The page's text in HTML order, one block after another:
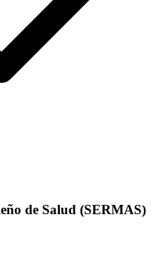
de Salud (SERMAS)